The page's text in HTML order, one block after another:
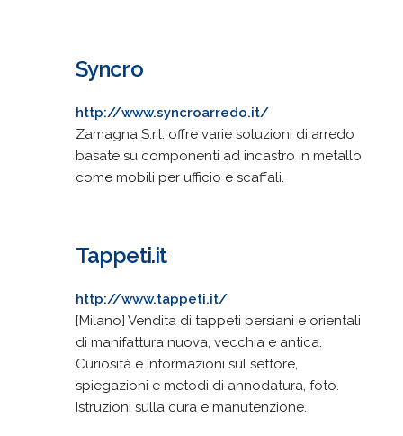
Syncro
http://www.syncroarredo.it/
Zamagna S.r.l. offre varie soluzioni di arredo
basate su componenti ad incastro in metallo
come mobili per ufficio e scaffali.
Tappeti.it
http://www.tappeti.it/
[Milano] Vendita di tappeti persiani e orientali
di manifattura nuova, vecchia e antica.
Curiosità e informazioni sul settore,
spiegazioni e metodi di annodatura, foto.
Istruzioni sulla cura e manutenzione.